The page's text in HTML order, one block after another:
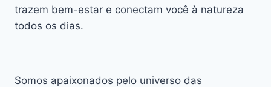
trazem bem-estar e conectam você à natureza
todos os dias.
Somos apaixonados pelo universo das